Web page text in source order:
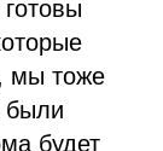
мы тоже
были
будет